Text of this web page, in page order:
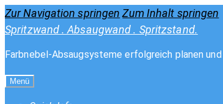
Zur Navigation springen Zum Inhalt springen
Spritzwand . Absaugwand . Spritzstand.
Farbnebel-Absaugsysteme erfolgreich planen
Menü